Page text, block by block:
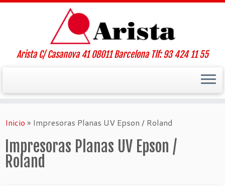
Arista C/ Casanova 41 08011 Barcelona Tlf: 93 424 11 55
Inicio » Impresoras Planas UV Epson / Roland
Impresoras Planas UV Epson /
Roland